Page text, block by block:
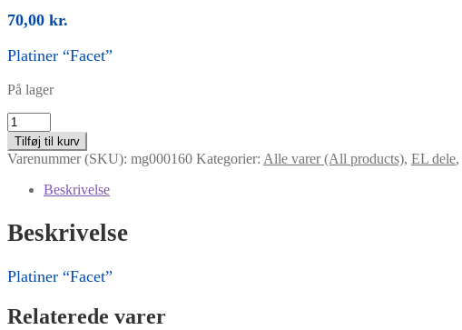
70,00 kr.
Platiner “Facet”
På lager
Platiner
"Facet"
antal
Tilføj til kurv
Varenummer (SKU): mg000160 Kategorier: Alle varer (All products), EL dele,
Beskrivelse
Beskrivelse
Platiner “Facet”
Relaterede varer